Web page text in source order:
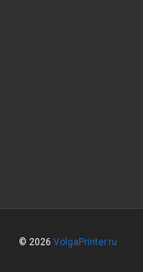
© 2026 VolgaPrinter.ru